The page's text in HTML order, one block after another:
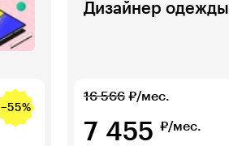
−55%
Дизайнер одежды
16 566 ₽/мес.
7 455 ₽/мес.